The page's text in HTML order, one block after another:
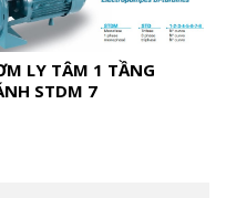
LY TÂM 1 TẦNG
STDM 7